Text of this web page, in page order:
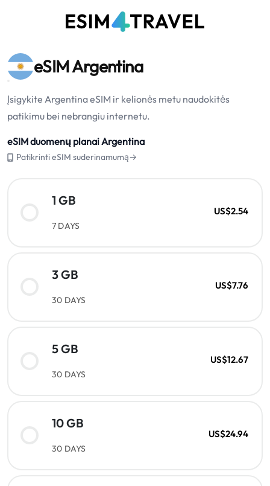
eSIM Argentina
Įsigykite Argentina eSIM ir kelionės metu naudokitės
patikimu bei nebrangiu internetu.
eSIM duomenų planai Argentina
Patikrinti eSIM suderinamumą→
1 GB
7 DAYS
US$2.54
3 GB
30 DAYS
US$7.76
5 GB
30 DAYS
US$12.67
10 GB
30 DAYS
US$24.94